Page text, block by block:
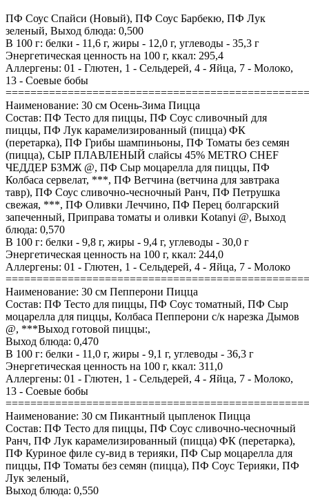
ПФ Соус Спайси (Новый), ПФ Соус Барбекю, ПФ Лук
зеленый, Выход блюда: 0,500
В 100 г: белки - 11,6 г, жиры - 12,0 г, углеводы - 35,3 г
Энергетическая ценность на 100 г, ккал: 295,4
Аллергены: 01 - Глютен, 1 - Сельдерей, 4 - Яйца, 7 - Молоко,
13 - Соевые бобы
Наименование: 30 см Осень-Зима Пицца
Состав: ПФ Тесто для пиццы, ПФ Соус сливочный для
пиццы, ПФ Лук карамелизированный (пицца) ФК
(перетарка), ПФ Грибы шампиньоны, ПФ Томаты без семян
(пицца), СЫР ПЛАВЛЕНЫЙ слайсы 45% METRO CHEF
ЧЕДДЕР БЗМЖ @, ПФ Сыр моцарелла для пиццы, ПФ
Колбаса сервелат, ***, ПФ Ветчина (ветчина для завтрака
тавр), ПФ Соус сливочно-чесночный Ранч, ПФ Петрушка
свежая, ***, ПФ Оливки Леччино, ПФ Перец болгарский
запеченный, Приправа томаты и оливки Kotanyi @, Выход
блюда: 0,570
В 100 г: белки - 9,8 г, жиры - 9,4 г, углеводы - 30,0 г
Энергетическая ценность на 100 г, ккал: 244,0
Аллергены: 01 - Глютен, 1 - Сельдерей, 4 - Яйца, 7 - Молоко
Наименование: 30 см Пепперони Пицца
Состав: ПФ Тесто для пиццы, ПФ Соус томатный, ПФ Сыр
моцарелла для пиццы, Колбаса Пепперони с/к нарезка Дымов
@, ***Выход готовой пиццы:,
Выход блюда: 0,470
В 100 г: белки - 11,0 г, жиры - 9,1 г, углеводы - 36,3 г
Энергетическая ценность на 100 г, ккал: 311,0
Аллергены: 01 - Глютен, 1 - Сельдерей, 4 - Яйца, 7 - Молоко,
13 - Соевые бобы
Наименование: 30 см Пикантный цыпленок Пицца
Состав: ПФ Тесто для пиццы, ПФ Соус сливочно-чесночный
Ранч, ПФ Лук карамелизированный (пицца) ФК (перетарка),
ПФ Куриное филе су-вид в терияки, ПФ Сыр моцарелла для
пиццы, ПФ Томаты без семян (пицца), ПФ Соус Терияки, ПФ
Лук зеленый,
Выход блюда: 0,550